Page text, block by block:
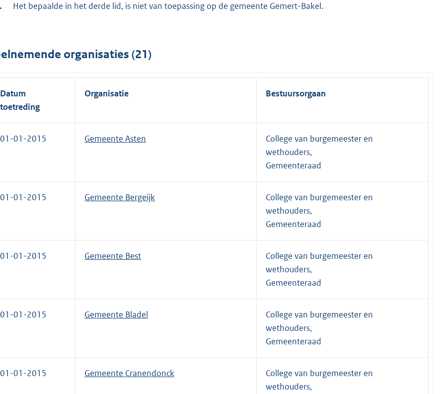
Het bepaalde in het derde lid, is niet van toepassing op de gemeente Gemert-Bakel.
organisaties (21)
Datum
toetreding
Organisatie Bestuursorgaan
01-01-2015 Gemeente Asten
College van burgemeester en
wethouders,
Gemeenteraad
01-01-2015 Gemeente Bergeijk
College van burgemeester en
wethouders,
Gemeenteraad
01-01-2015 Gemeente Best
College van burgemeester en
wethouders,
Gemeenteraad
01-01-2015 Gemeente Bladel
College van burgemeester en
wethouders,
Gemeenteraad
01-01-2015 Gemeente Cranendonck
College van burgemeester en
wethouders,